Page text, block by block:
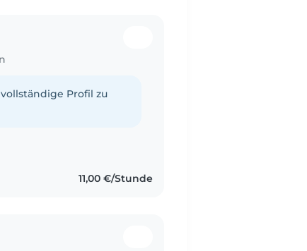
Profil zu
11,00 €/Stunde